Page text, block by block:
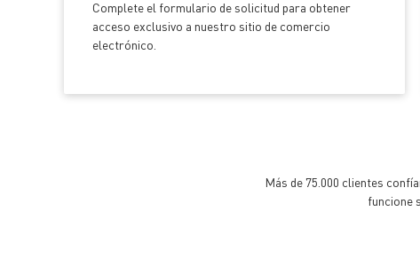
Complete el formulario de solicitud para obtener
acceso exclusivo a nuestro sitio de comercio
electrónico.
Más de 75.000 clientes
funcione